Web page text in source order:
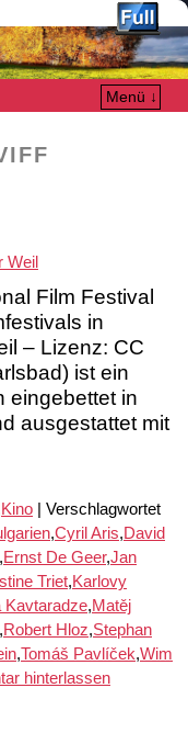
Menü ↓
Weil
Film Festival
in
– Lizenz: CC
ist ein
eingebettet in
ausgestattet mit
Kino
Verschlagwortet
,Cyril Aris,David
,Ernst De Geer,Jan
Triet,Karlovy
Kavtaradze,Matěj
,Robert Hloz,Stephan
,Tomáš Pavlíček,Wim
hinterlassen